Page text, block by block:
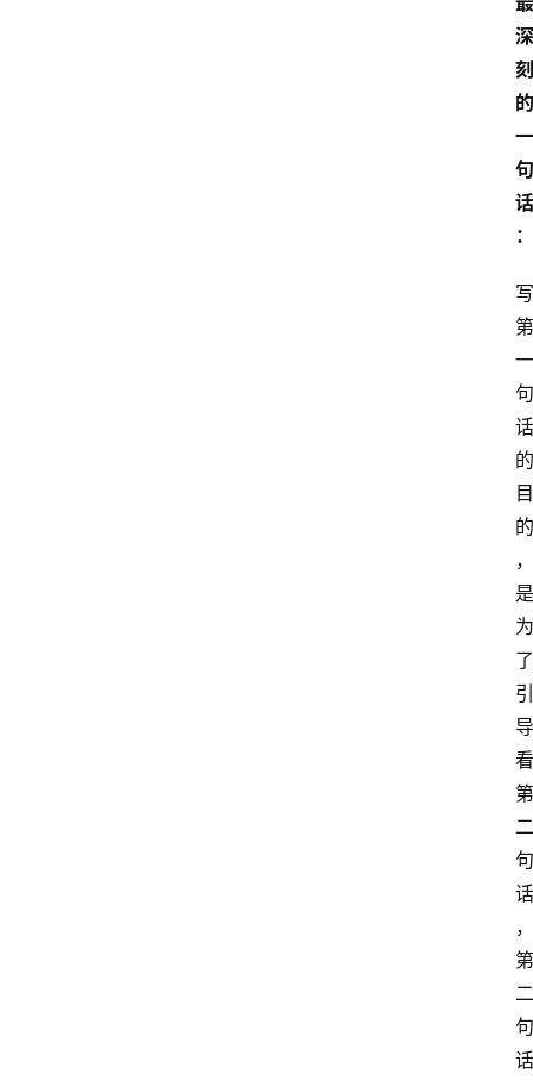
深
刻
的
一
句
话
：
写
第
一
句
话
的
目
的
，
是
为
了
引
导
看
第
二
句
话
，
第
二
句
话